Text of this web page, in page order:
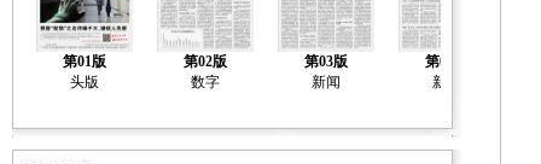
第01版
头版
第02版
数字
第03版
新闻
第04版
新闻